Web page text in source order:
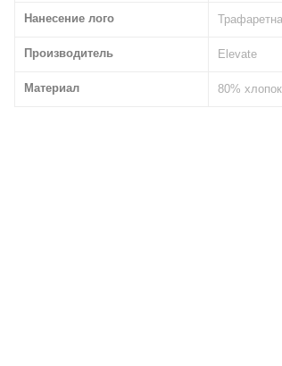
Нанесение лого
Производитель Elevate
Материал 80%